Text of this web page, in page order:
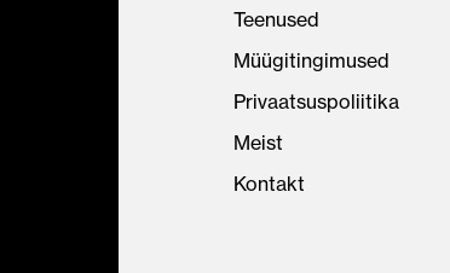
Teenused
Müügitingimused
Privaatsuspoliitika
Meist
Kontakt